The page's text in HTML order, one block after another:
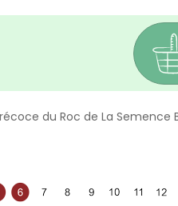
du Roc de La Semence